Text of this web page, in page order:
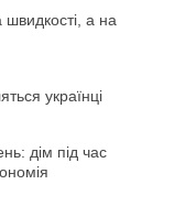
а на
українці
дім під час